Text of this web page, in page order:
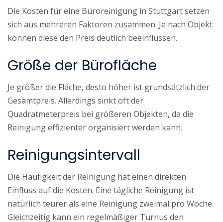
Die Kosten für eine Büroreinigung in Stuttgart setzen
sich aus mehreren Faktoren zusammen. Je nach Objekt
können diese den Preis deutlich beeinflussen.
Größe der Bürofläche
Je größer die Fläche, desto höher ist grundsätzlich der
Gesamtpreis. Allerdings sinkt oft der
Quadratmeterpreis bei größeren Objekten, da die
Reinigung effizienter organisiert werden kann.
Reinigungsintervall
Die Häufigkeit der Reinigung hat einen direkten
Einfluss auf die Kosten. Eine tägliche Reinigung ist
natürlich teurer als eine Reinigung zweimal pro Woche.
Gleichzeitig kann ein regelmäßiger Turnus den